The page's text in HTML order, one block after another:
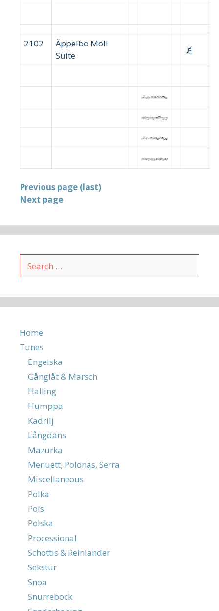
2102
Äppelbo Moll
Suite
Previous page (last)
Next page
for:
Home
Tunes
Engelska
Gånglåt & Marsch
Halling
Humppa
Kadrilj
Långdans
Mazurka
Menuett, Polonäs, Serra
Miscellaneous
Polka
Pols
Polska
Processional
Schottis & Reinländer
Sekstur
Snoa
Snurrebock